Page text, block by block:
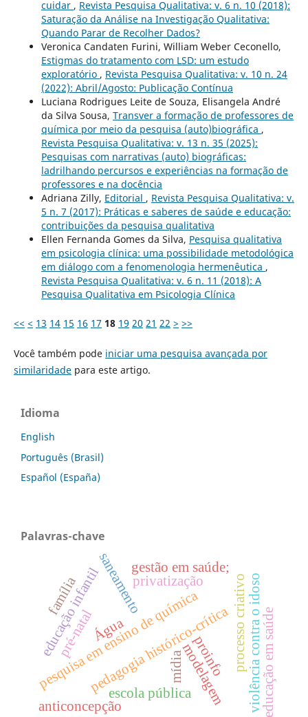
cuidar , Revista Pesquisa Qualitativa: v. 6 n. 10 (2018):
Saturação da Análise na Investigação Qualitativa:
Quando Parar de Recolher Dados?
Veronica Candaten Furini, William Weber Ceconello,
Estigmas do tratamento com LSD: um estudo
exploratório , Revista Pesquisa Qualitativa: v. 10 n. 24
(2022): Abril/Agosto: Publicação Contínua
Luciana Rodrigues Leite de Souza, Elisangela André
da Silva Sousa, Transver a formação de professores de
química por meio da pesquisa (auto)biográfica ,
Revista Pesquisa Qualitativa: v. 13 n. 35 (2025):
Pesquisas com narrativas (auto) biográficas:
ladrilhando percursos e experiências na formação de
professores e na docência
Adriana Zilly, Editorial , Revista Pesquisa Qualitativa: v.
5 n. 7 (2017): Práticas e saberes de saúde e educação:
contribuições da pesquisa qualitativa
Ellen Fernanda Gomes da Silva, Pesquisa qualitativa
em psicologia clínica: uma possibilidade metodológica
em diálogo com a fenomenologia hermenêutica ,
Revista Pesquisa Qualitativa: v. 6 n. 11 (2018): A
Pesquisa Qualitativa em Psicologia Clí­nica
<< < 13 14 15 16 17 18 19 20 21 22 > >>
Você também pode iniciar uma pesquisa avançada por
similaridadepara este artigo.
Idioma
English
Português (Brasil)
Español (España)
Palavras-chave
pesquisa em ensino de química
saneamento
pedagogia histórico-crítica
educação infantil processo criativo
modelagem
privatização
Água
gestão em saúde;
mídia proinfo
escola pública violência contra o idoso
anticoncepção
pré-natal
família
educação em saúde